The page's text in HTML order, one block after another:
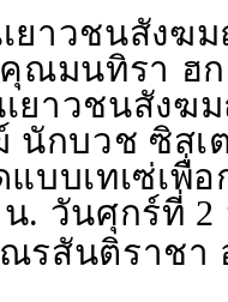
ยาวชนสังฆ
ณมนทิรา ฮ
เยาวชนสัง
นักบวช ซิสเ
บบเทเซ่เพื่อ
น. วันศุกร์ที่ 2
รสันติราชา